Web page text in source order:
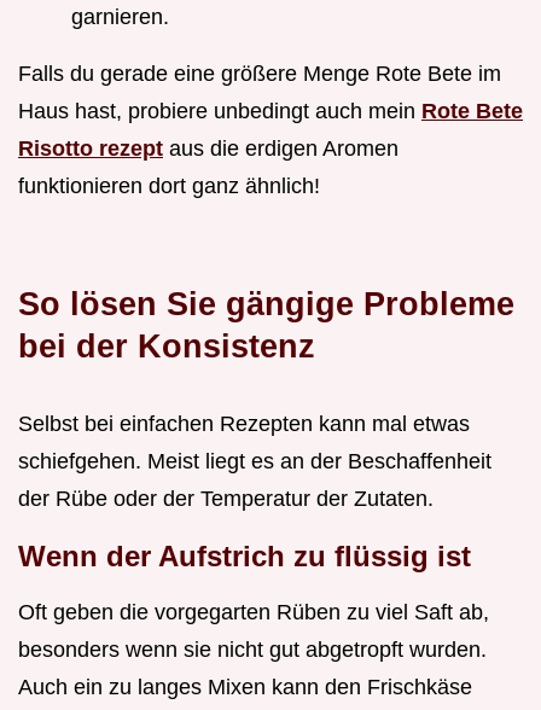
garnieren.
Falls du gerade eine größere Menge Rote Bete im
Haus hast, probiere unbedingt auch mein Rote Bete
Risotto rezept aus die erdigen Aromen
funktionieren dort ganz ähnlich!
So lösen Sie gängige Probleme
bei der Konsistenz
Selbst bei einfachen Rezepten kann mal etwas
schiefgehen. Meist liegt es an der Beschaffenheit
der Rübe oder der Temperatur der Zutaten.
Wenn der Aufstrich zu flüssig ist
Oft geben die vorgegarten Rüben zu viel Saft ab,
besonders wenn sie nicht gut abgetropft wurden.
Auch ein zu langes Mixen kann den Frischkäse